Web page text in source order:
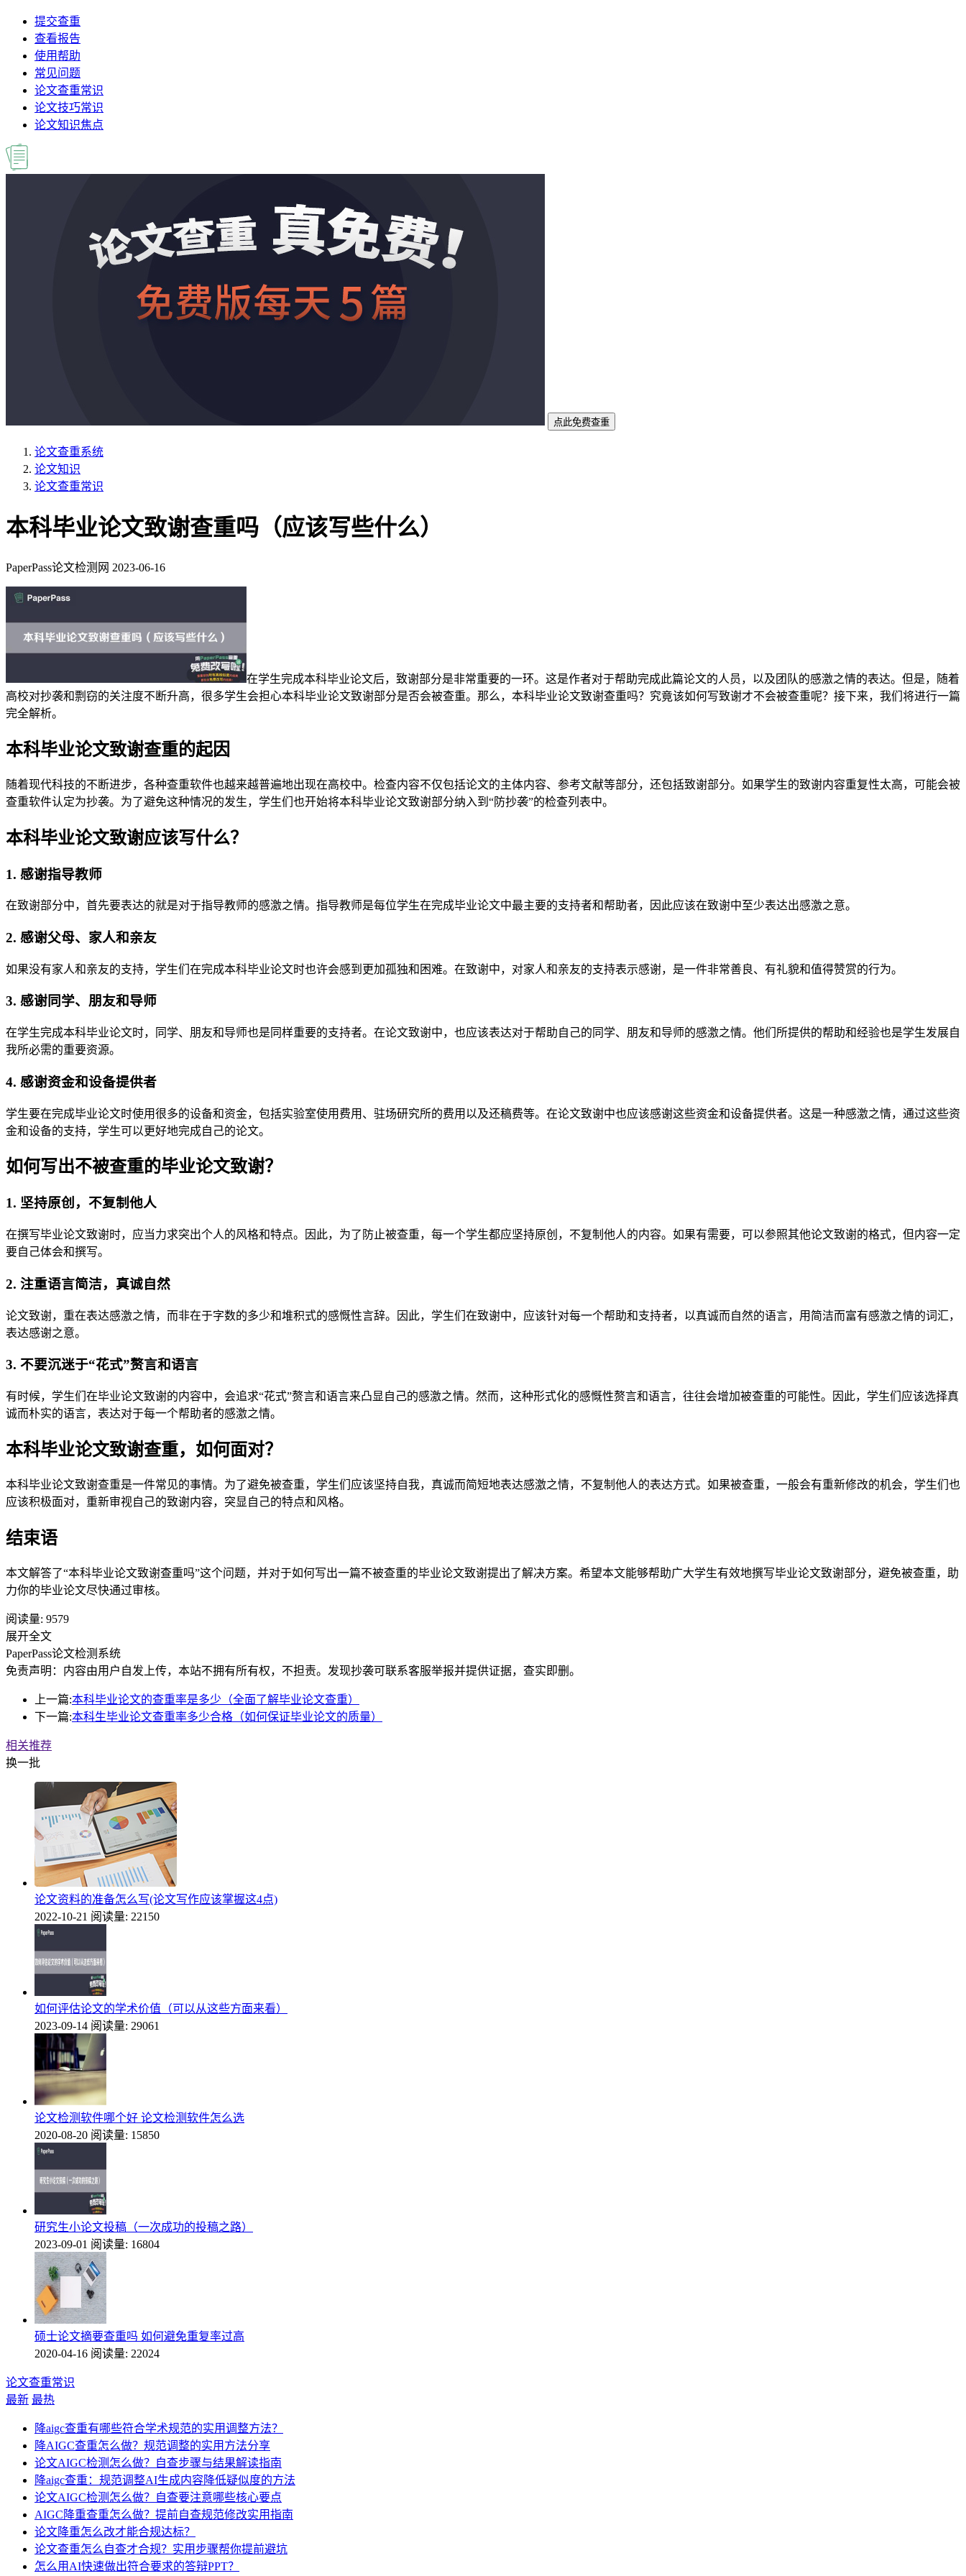
提交查重
查看报告
使用帮助
常见问题
论文查重常识
论文技巧常识
论文知识焦点
点此免费查重
论文查重系统
论文知识
论文查重常识
本科毕业论文致谢查重吗（应该写些什么）
PaperPass论文检测网 2023-06-16
在学生完成本科毕业论文后，致谢部分是非常重要的一环。这是作者对于帮助完成此篇论文的人员，以及团队的感激之情的表达。但是，随着
高校对抄袭和剽窃的关注度不断升高，很多学生会担心本科毕业论文致谢部分是否会被查重。那么，本科毕业论文致谢查重吗？究竟该如何写致谢才不会被查重呢？接下来，我们将进行一篇
完全解析。
本科毕业论文致谢查重的起因
随着现代科技的不断进步，各种查重软件也越来越普遍地出现在高校中。检查内容不仅包括论文的主体内容、参考文献等部分，还包括致谢部分。如果学生的致谢内容重复性太高，可能会被
查重软件认定为抄袭。为了避免这种情况的发生，学生们也开始将本科毕业论文致谢部分纳入到“防抄袭”的检查列表中。
本科毕业论文致谢应该写什么？
1. 感谢指导教师
在致谢部分中，首先要表达的就是对于指导教师的感激之情。指导教师是每位学生在完成毕业论文中最主要的支持者和帮助者，因此应该在致谢中至少表达出感激之意。
2. 感谢父母、家人和亲友
如果没有家人和亲友的支持，学生们在完成本科毕业论文时也许会感到更加孤独和困难。在致谢中，对家人和亲友的支持表示感谢，是一件非常善良、有礼貌和值得赞赏的行为。
3. 感谢同学、朋友和导师
在学生完成本科毕业论文时，同学、朋友和导师也是同样重要的支持者。在论文致谢中，也应该表达对于帮助自己的同学、朋友和导师的感激之情。他们所提供的帮助和经验也是学生发展自
我所必需的重要资源。
4. 感谢资金和设备提供者
学生要在完成毕业论文时使用很多的设备和资金，包括实验室使用费用、驻场研究所的费用以及还稿费等。在论文致谢中也应该感谢这些资金和设备提供者。这是一种感激之情，通过这些资
金和设备的支持，学生可以更好地完成自己的论文。
如何写出不被查重的毕业论文致谢？
1. 坚持原创，不复制他人
在撰写毕业论文致谢时，应当力求突出个人的风格和特点。因此，为了防止被查重，每一个学生都应坚持原创，不复制他人的内容。如果有需要，可以参照其他论文致谢的格式，但内容一定
要自己体会和撰写。
2. 注重语言简洁，真诚自然
论文致谢，重在表达感激之情，而非在于字数的多少和堆积式的感慨性言辞。因此，学生们在致谢中，应该针对每一个帮助和支持者，以真诚而自然的语言，用简洁而富有感激之情的词汇，
表达感谢之意。
3. 不要沉迷于“花式”赘言和语言
有时候，学生们在毕业论文致谢的内容中，会追求“花式”赘言和语言来凸显自己的感激之情。然而，这种形式化的感慨性赘言和语言，往往会增加被查重的可能性。因此，学生们应该选择真
诚而朴实的语言，表达对于每一个帮助者的感激之情。
本科毕业论文致谢查重，如何面对？
本科毕业论文致谢查重是一件常见的事情。为了避免被查重，学生们应该坚持自我，真诚而简短地表达感激之情，不复制他人的表达方式。如果被查重，一般会有重新修改的机会，学生们也
应该积极面对，重新审视自己的致谢内容，突显自己的特点和风格。
结束语
本文解答了“本科毕业论文致谢查重吗”这个问题，并对于如何写出一篇不被查重的毕业论文致谢提出了解决方案。希望本文能够帮助广大学生有效地撰写毕业论文致谢部分，避免被查重，助
力你的毕业论文尽快通过审核。
阅读量: 9579
展开全文
PaperPass论文检测系统
免责声明：内容由用户自发上传，本站不拥有所有权，不担责。发现抄袭可联系客服举报并提供证据，查实即删。
上一篇:本科毕业论文的查重率是多少（全面了解毕业论文查重）
下一篇:本科生毕业论文查重率多少合格（如何保证毕业论文的质量）
相关推荐
换一批
论文资料的准备怎么写(论文写作应该掌握这4点)
2022-10-21 阅读量: 22150
如何评估论文的学术价值（可以从这些方面来看）
2023-09-14 阅读量: 29061
论文检测软件哪个好 论文检测软件怎么选
2020-08-20 阅读量: 15850
研究生小论文投稿（一次成功的投稿之路）
2023-09-01 阅读量: 16804
硕士论文摘要查重吗 如何避免重复率过高
2020-04-16 阅读量: 22024
论文查重常识
最新 最热
降aigc查重有哪些符合学术规范的实用调整方法？
降AIGC查重怎么做？规范调整的实用方法分享
论文AIGC检测怎么做？自查步骤与结果解读指南
降aigc查重：规范调整AI生成内容降低疑似度的方法
论文AIGC检测怎么做？自查要注意哪些核心要点
AIGC降重查重怎么做？提前自查规范修改实用指南
论文降重怎么改才能合规达标？
论文查重怎么自查才合规？实用步骤帮你提前避坑
怎么用AI快速做出符合要求的答辩PPT？